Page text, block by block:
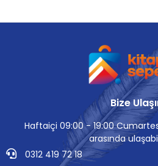
Bize
Haftaiçi 09:00 - 19:00
arasında
0312 419 72 18